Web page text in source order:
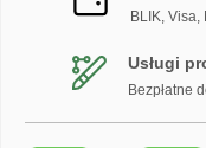
BLIK, Visa,
Usługi
Bezpłatne